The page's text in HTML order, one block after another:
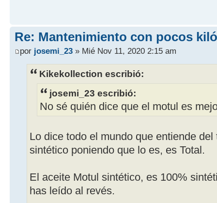
Re: Mantenimiento con pocos
por josemi_23 » Mié Nov 11, 2020 2:15 am
Kikekollection escribió:
josemi_23 escribió:
No sé quién dice que el motul es
Lo dice todo el mundo que entiende
sintético poniendo que lo es, es Total.
El aceite Motul sintético, es 100%
has leído al revés.